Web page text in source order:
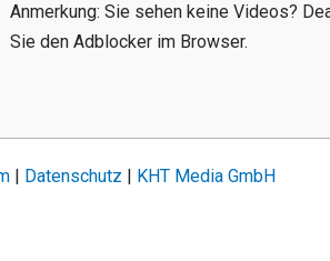
Anmerkung: Sie sehen keine Videos?
Sie den Adblocker im Browser.
| Datenschutz | KHT Media GmbH